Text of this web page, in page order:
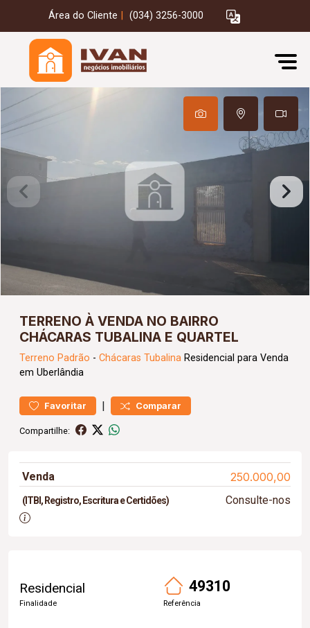
Área do Cliente (034) 3256-3000
TERRENO À VENDA NO BAIRRO
CHÁCARAS TUBALINA E QUARTEL
Terreno Padrão - Chácaras Tubalina Residencial para Venda
em Uberlândia
Favoritar | Comparar
Compartilhe:
Venda 250.000,00
(ITBI, Registro, Escritura e Certidões) Consulte-nos
Residencial
Finalidade
49310
Referência